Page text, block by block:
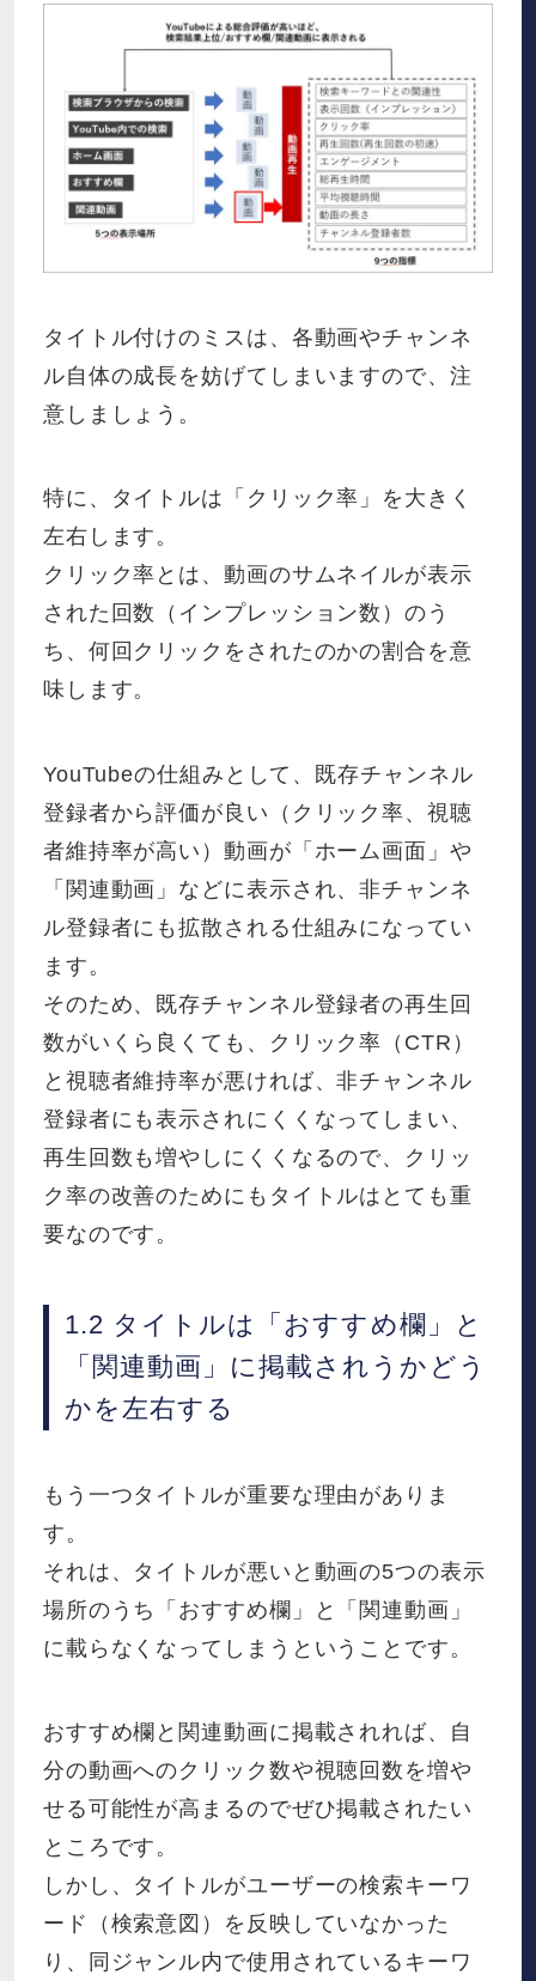
タイトル付けのミスは、各動画やチャンネ
ル自体の成長を妨げてしまいますので、注
意しましょう。
特に、タイトルは「クリック率」を大きく
左右します。
クリック率とは、動画のサムネイルが表示
された回数（インプレッション数）のう
ち、何回クリックをされたのかの割合を意
味します。
YouTubeの仕組みとして、既存チャンネル
登録者から評価が良い（クリック率、視聴
者維持率が高い）動画が「ホーム画面」や
「関連動画」などに表示され、非チャンネ
ル登録者にも拡散される仕組みになってい
ます。
そのため、既存チャンネル登録者の再生回
数がいくら良くても、クリック率（CTR）
と視聴者維持率が悪ければ、非チャンネル
登録者にも表示されにくくなってしまい、
再生回数も増やしにくくなるので、クリッ
ク率の改善のためにもタイトルはとても重
要なのです。
1.2 タイトルは「おすすめ欄」と
「関連動画」に掲載されうかどう
かを左右する
もう一つタイトルが重要な理由がありま
す。
それは、タイトルが悪いと動画の5つの表示
場所のうち「おすすめ欄」と「関連動画」
に載らなくなってしまうということです。
おすすめ欄と関連動画に掲載されれば、自
分の動画へのクリック数や視聴回数を増や
せる可能性が高まるのでぜひ掲載されたい
ところです。
しかし、タイトルがユーザーの検索キーワ
ード（検索意図）を反映していなかった
り、同ジャンル内で使用されているキーワ